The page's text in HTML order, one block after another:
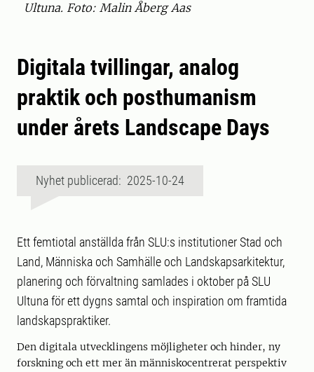
Ultuna. Foto: Malin Åberg Aas
Digitala tvillingar, analog
praktik och posthumanism
under årets Landscape Days
Nyhet publicerad: 2025-10-24
Ett femtiotal anställda från SLU:s institutioner Stad och
Land, Människa och Samhälle och Landskapsarkitektur,
planering och förvaltning samlades i oktober på SLU
Ultuna för ett dygns samtal och inspiration om framtida
landskapspraktiker.
Den digitala utvecklingens möjligheter och hinder, ny
forskning och ett mer än människocentrerat perspektiv